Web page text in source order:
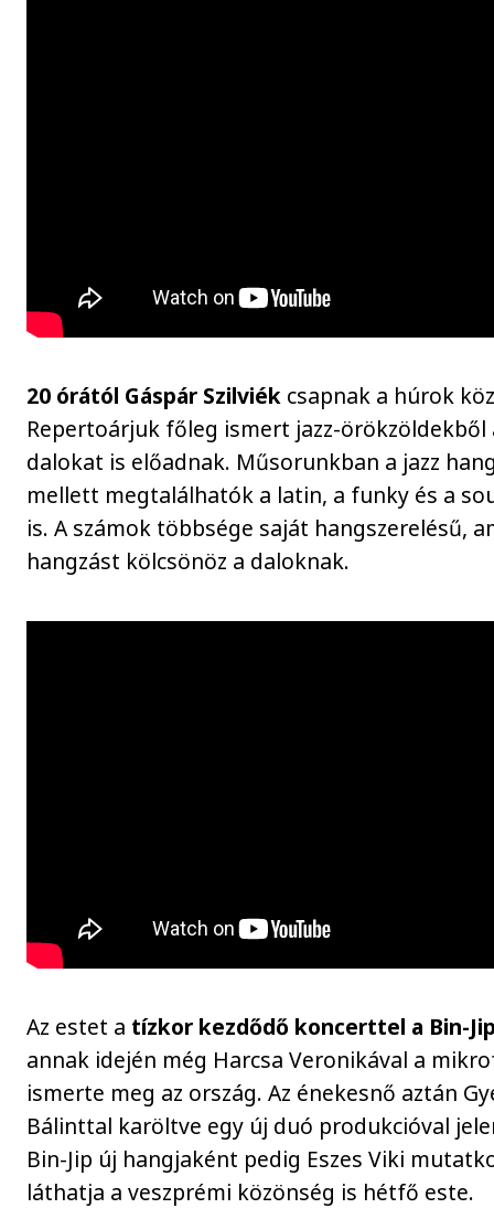
20 órától Gáspár Szilviék csapnak a húrok
Repertoárjuk főleg ismert jazz-örökzöldekből
dalokat is előadnak. Műsorunkban a jazz
mellett megtalálhatók a latin, a funky és a
is. A számok többsége saját hangszerelésű,
hangzást kölcsönöz a daloknak.
Az estet a tízkor kezdődő koncerttel a Bin-
annak idején még Harcsa Veronikával a
ismerte meg az ország. Az énekesnő aztán
Bálinttal karöltve egy új duó produkcióval
Bin-Jip új hangjaként pedig Eszes Viki
láthatja a veszprémi közönség is hétfő este.